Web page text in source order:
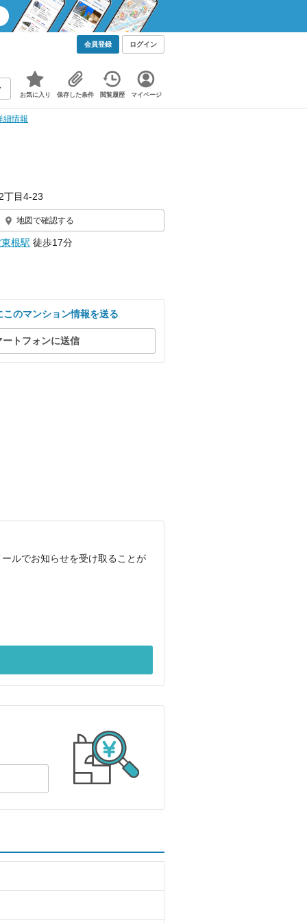
会員登録 ログイン
お気に入り 保存した条件 閲覧履歴 マイページ
細情報
丁目4-23
地図で確認する
根駅 徒歩17分
のマンション情報を送る
トフォンに送信
ルでお知らせを受け取ることが